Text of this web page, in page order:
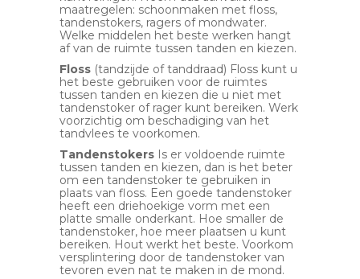
maatregelen: schoonmaken met floss,
tandenstokers, ragers of mondwater.
Welke middelen het beste werken hangt
af van de ruimte tussen tanden en kiezen.
Floss (tandzijde of tanddraad) Floss kunt u
het beste gebruiken voor de ruimtes
tussen tanden en kiezen die u niet met
tandenstoker of rager kunt bereiken. Werk
voorzichtig om beschadiging van het
tandvlees te voorkomen.
Tandenstokers Is er voldoende ruimte
tussen tanden en kiezen, dan is het beter
om een tandenstoker te gebruiken in
plaats van floss. Een goede tandenstoker
heeft een driehoekige vorm met een
platte smalle onderkant. Hoe smaller de
tandenstoker, hoe meer plaatsen u kunt
bereiken. Hout werkt het beste. Voorkom
versplintering door de tandenstoker van
tevoren even nat te maken in de mond.